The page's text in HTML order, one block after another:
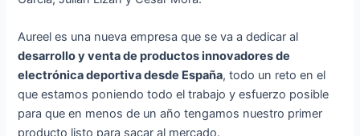
Aureel es una nueva empresa que se va a dedicar al
desarrollo y venta de productos innovadores de
electrónica deportiva desde España, todo un reto en el
que estamos poniendo todo el trabajo y esfuerzo posible
para que en menos de un año tengamos nuestro primer
producto listo para sacar al mercado.